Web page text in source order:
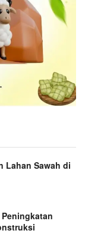
Lahan Sawah di